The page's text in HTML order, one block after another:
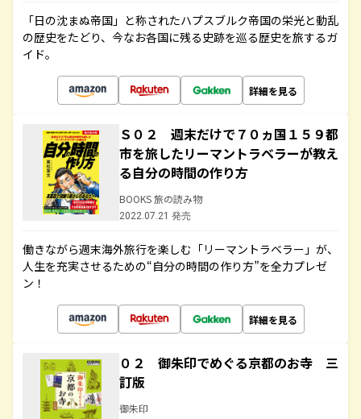
「日の沈まぬ帝国」と称されたハプスブルク帝国の栄光と動乱
の歴史をたどり、今なお各国に残る史跡を巡る歴史を旅するガ
イド。
詳細を見る
Ｓ０２ 週末だけで７０ヵ国１５９都
市を旅したリーマントラベラーが教え
る自分の時間の作り方
BOOKS 旅の読み物
2022.07.21 発売
働きながら週末海外旅行を楽しむ「リーマントラベラー」が、
人生を充実させるための“自分の時間の作り方”を全力プレゼ
ン！
詳細を見る
０２ 御朱印でめぐる京都のお寺 三
訂版
御朱印